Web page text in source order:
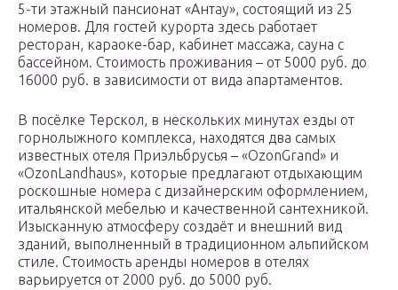
5-ти этажный пансионат «Антау», состоящий из 25
номеров. Для гостей курорта здесь работает
ресторан, караоке-бар, кабинет массажа, сауна с
бассейном. Стоимость проживания – от 5000 руб. до
16000 руб. в зависимости от вида апартаментов.
В посёлке Терскол, в нескольких минутах езды от
горнолыжного комплекса, находятся два самых
известных отеля Приэльбрусья – «OzonGrand» и
«OzonLandhaus», которые предлагают отдыхающим
роскошные номера с дизайнерским оформлением,
итальянской мебелью и качественной сантехникой.
Изысканную атмосферу создаёт и внешний вид
зданий, выполненный в традиционном альпийском
стиле. Стоимость аренды номеров в отелях
варьируется от 2000 руб. до 5000 руб.